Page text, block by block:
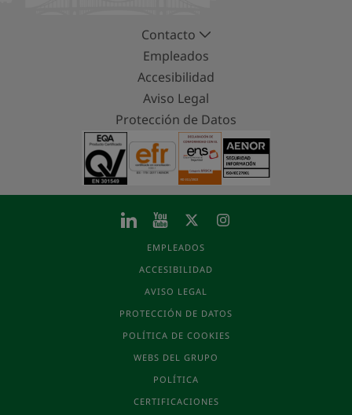
Contacto
Empleados
Accesibilidad
Aviso Legal
Protección de Datos
EMPLEADOS
ACCESIBILIDAD
AVISO LEGAL
PROTECCIÓN DE DATOS
POLÍTICA DE COOKIES
WEBS DEL GRUPO
POLÍTICA
CERTIFICACIONES